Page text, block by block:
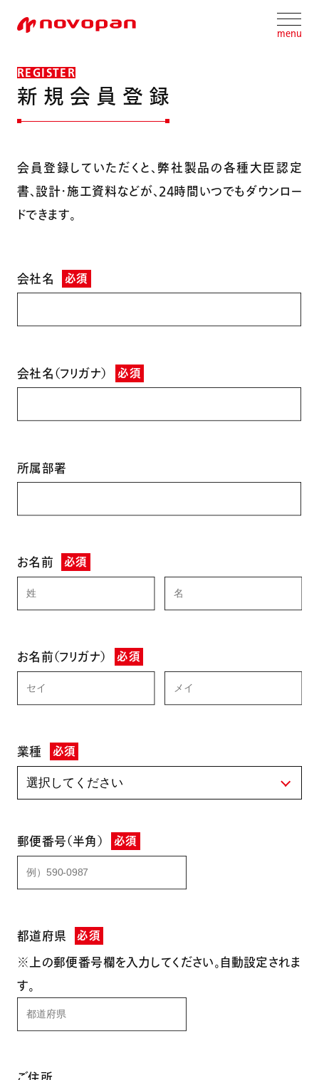
menu
REGISTER
新 規 会 員 登 録
会員登録していただくと、弊社製品の各種大臣認定
書、設計・施工資料などが、24時間いつでもダウンロー
ドできます。
会社名 必須
会社名（フリガナ） 必須
所属部署
お名前 必須
お名前（フリガナ） 必須
業種 必須
郵便番号（半角） 必須
都道府県 必須
※上の郵便番号欄を入力してください。自動設定されま
す。
ご住所